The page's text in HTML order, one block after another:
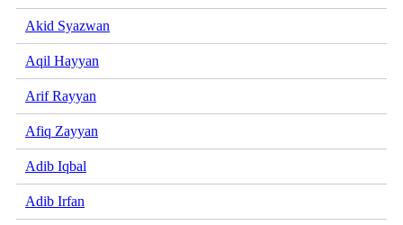
Akid Syazwan
Aqil Hayyan
Arif Rayyan
Afiq Zayyan
Adib Iqbal
Adib Irfan